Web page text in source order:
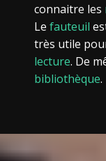
connaitre les
Le fauteuil
très utile
lecture. De
bibliothèque.